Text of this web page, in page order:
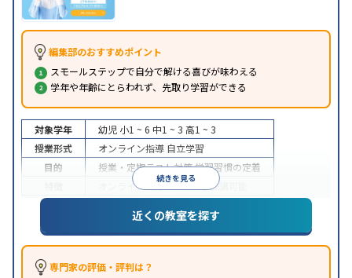
編集部のおすすめポイント
スモールステップで自分で解ける喜びが味わえる
学年や年齢にとらわれず、先取り学習ができる
続きを見る
対象学年 幼児 小1 ~ 6 中1 ~ 3 高1 ~ 3
授業形式
オンライン指導 自立学習
目的
授業・定期テスト対策学習習慣の定着
オンライン対応1科目から受講可能
近くの教室を探す
専門家の評価・評判は？